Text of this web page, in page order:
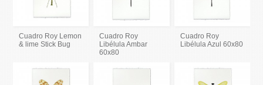
Cuadro Roy Lemon
& lime Stick Bug
Cuadro Roy
Libélula Ambar
60x80
Cuadro Roy
Libélula Azul 60x80